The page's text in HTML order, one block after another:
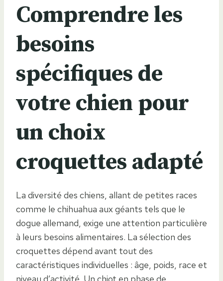
Comprendre les
besoins
spécifiques de
votre chien pour
un choix
croquettes adapté
La diversité des chiens, allant de petites races
comme le chihuahua aux géants tels que le
dogue allemand, exige une attention particulière
à leurs besoins alimentaires. La sélection des
croquettes dépend avant tout des
caractéristiques individuelles : âge, poids, race et
niveau d’activité. Un chiot en phase de